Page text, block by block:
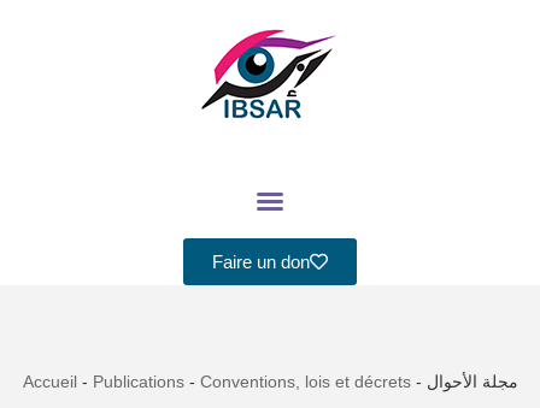
Faire un don
Accueil- Publications- Conventions, lois et décrets- مجلة الأحوال